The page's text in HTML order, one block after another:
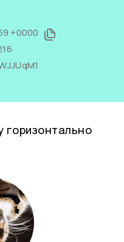
+0000
горизонтально